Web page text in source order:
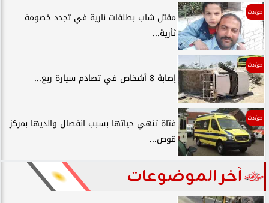
حوادث
مقتل شاب بطلقات نارية في تجدد خصومة
ثأرية...
حوادث
إصابة 8 أشخاص في تصادم سيارة ربع...
حوادث
فتاة تنهي حياتها بسبب انفصال والديها بمركز
قوص...
آخر الموضوعات